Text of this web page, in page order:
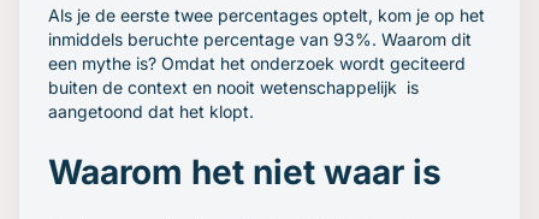
Als je de eerste twee percentages optelt, kom je op het
inmiddels beruchte percentage van 93%. Waarom dit
een mythe is? Omdat het onderzoek wordt geciteerd
buiten de context en nooit wetenschappelijk is
aangetoond dat het klopt.
Waarom het niet waar is